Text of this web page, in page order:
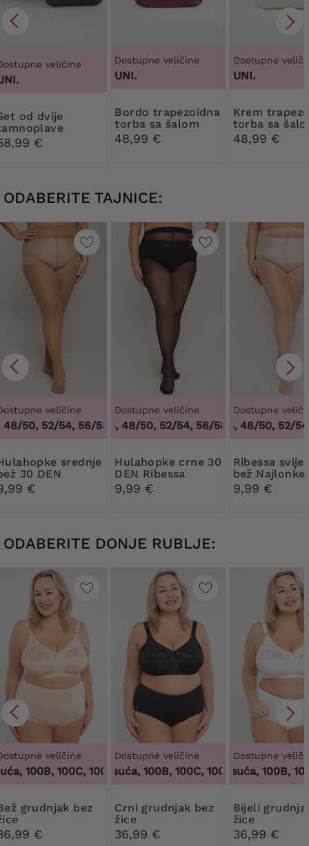
veličine
€
Dostupne veličine
UNI.
Bordo trapezoidna
torba sa šalom
48,99 €
Dostupne
UNI.
Krem trapezoidna
torba sa
48,99 €
ODABERITE TAJNICE:
veličine
50, 52/54, 56/58, 60/62,44/46, 48/50, 52/54, 56/58,
30 DEN
€
Dostupne veličine
44/46, 48/50, 52/54, 56/58, 60/62,44/46,
Hulahopke crne 30
DEN Ribessa
9,99 €
Dostupne
44/46, 48/50, 52/54,
Ribessa svijetlo
bež Najlonke
DEN
9,99 €
ODABERITE DONJE RUBLJE:
veličine
100B, 100C, 100D, 100DD, 100F, 100G, 100H, 100I, 100J,
bez
€
Dostupne veličine
100 tisuća, 100B, 100C, 100D, 100DD, 100F,
Crni grudnjak bez
žice
36,99 €
Dostupne
100 tisuća, 100B,
Bijeli grudnjak bez
žice
36,99 €